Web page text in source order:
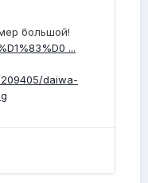
большой!
...
daiwa-